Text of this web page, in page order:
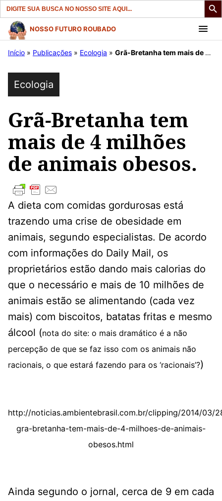
Search
for:
Pular
para
conteúdo
NOSSO FUTURO ROUBADO
Início » Publicações » Ecologia » Grã-Bretanha tem mais de 4 milhões de animais obesos.
Ecologia
Grã-Bretanha tem
mais de 4 milhões
de animais obesos.
A dieta com comidas gordurosas está
trazendo uma crise de obesidade em
animais, segundo especialistas. De acordo
com informações do Daily Mail, os
proprietários estão dando mais calorias do
que o necessário e mais de 10 milhões de
animais estão se alimentando (cada vez
mais) com biscoitos, batatas fritas e mesmo
álcool (nota do site: o mais dramático é a não
percepção de que se faz isso com os animais não
racionais, o que estará fazendo para os ‘racionais’?)
http://noticias.ambientebrasil.com.br/clipping/2014/03/
gra-bretanha-tem-mais-de-4-milhoes-de-animais-
obesos.html
Ainda segundo o jornal, cerca de 9 em cada